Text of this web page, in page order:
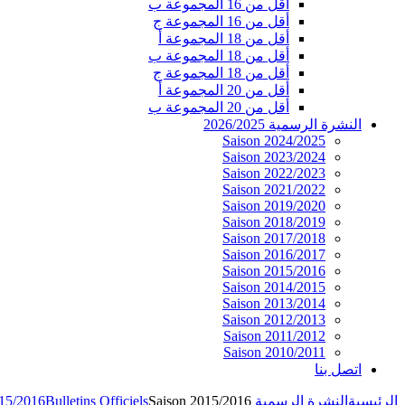
أقل من 16 المجموعة ب
أقل من 16 المجموعة ج
أقل من 18 المجموعة أ
أقل من 18 المجموعة ب
أقل من 18 المجموعة ج
أقل من 20 المجموعة أ
أقل من 20 المجموعة ب
النشرة الرسمية 2026/2025
Saison 2024/2025
Saison 2023/2024
Saison 2022/2023
Saison 2021/2022
Saison 2019/2020
Saison 2018/2019
Saison 2017/2018
Saison 2016/2017
Saison 2015/2016
Saison 2014/2015
Saison 2013/2014
Saison 2012/2013
Saison 2011/2012
Saison 2010/2011
اتصل بنا
الرئيسية النشرة الرسمية 2026/2025 2016Bulletins OfficielsSaison 2015/2016